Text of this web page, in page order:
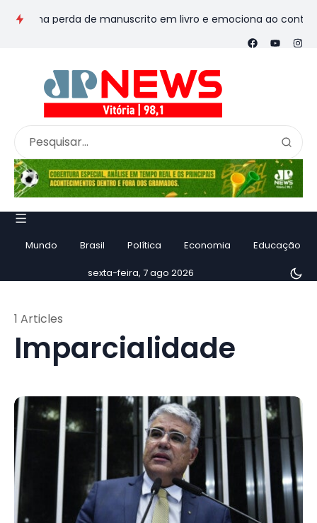
perda de manuscrito em livro e emociona ao contar
Mundo Brasil Política Economia Educação
sexta-feira, 7 ago 2026
Imparcialidade
1 Articles